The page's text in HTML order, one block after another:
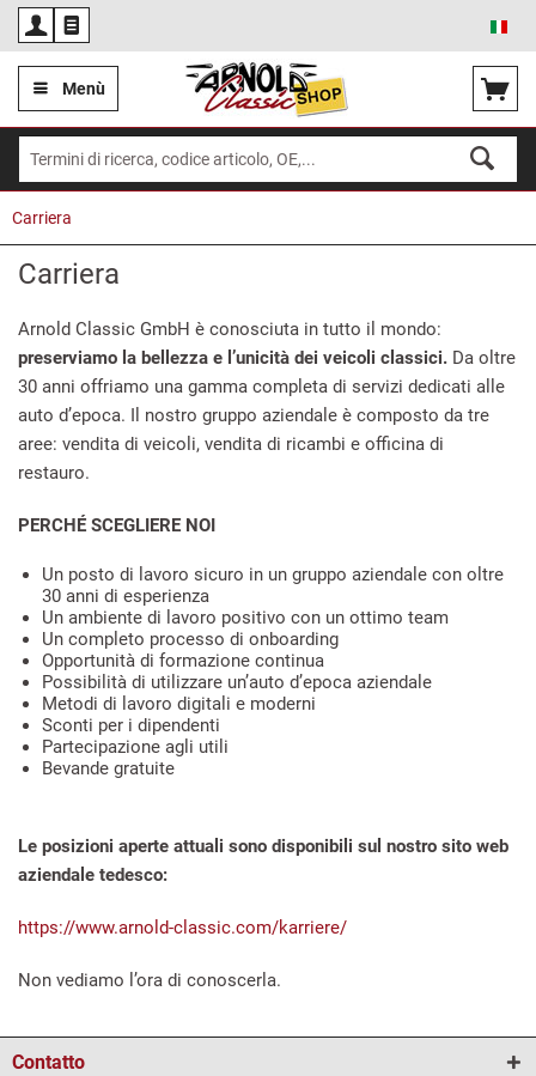
Menù
Carriera
Carriera
Arnold Classic GmbH è conosciuta in tutto il mondo:
preserviamo la bellezza e l’unicità dei veicoli classici. Da oltre
30 anni offriamo una gamma completa di servizi dedicati alle
auto d’epoca. Il nostro gruppo aziendale è composto da tre
aree: vendita di veicoli, vendita di ricambi e officina di
restauro.
PERCHÉ SCEGLIERE NOI
Un posto di lavoro sicuro in un gruppo aziendale con oltre
30 anni di esperienza
Un ambiente di lavoro positivo con un ottimo team
Un completo processo di onboarding
Opportunità di formazione continua
Possibilità di utilizzare un’auto d’epoca aziendale
Metodi di lavoro digitali e moderni
Sconti per i dipendenti
Partecipazione agli utili
Bevande gratuite
Le posizioni aperte attuali sono disponibili sul nostro sito web
aziendale tedesco:
https://www.arnold-classic.com/karriere/
Non vediamo l’ora di conoscerla.
Contatto